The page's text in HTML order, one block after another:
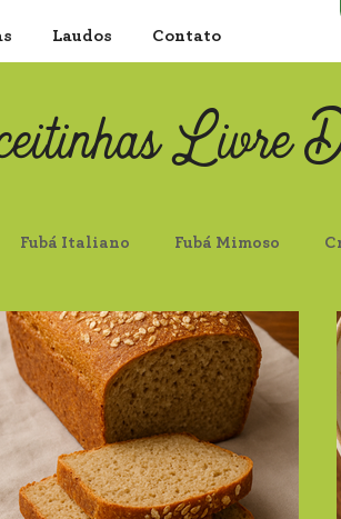
Laudos Contato
Livre
Fubá Italiano Fubá Mimoso
Aveia Flocos Grossos Farelo de
de Soja Clara Castanha do
Chia Orgânica Branca